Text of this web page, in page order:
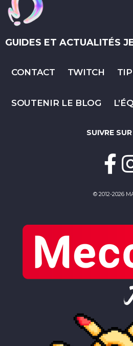
GUIDES ET ACTUALITÉS
CONTACT TWITCH
SOUTENIR LE BLOG
SUIVRE
© 2012-2026